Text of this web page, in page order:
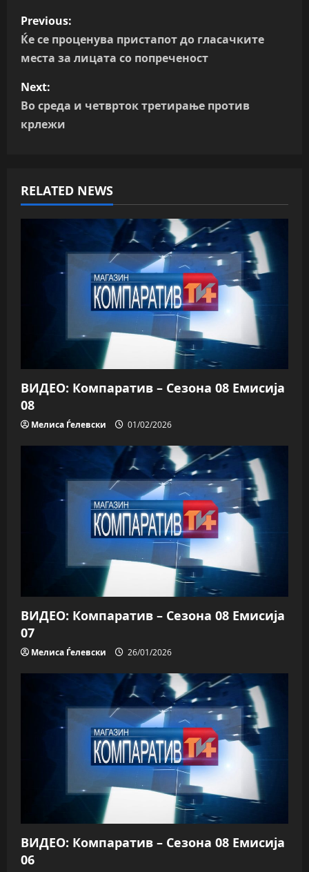
P
o
t
n
v
i
o
n
Previous:
Ќе се проценува пристапот до гласачките
места за лицата со попреченост
Next:
Во среда и четврток третирање против
крлежи
RELATED NEWS
ВИДЕО: Компаратив – Сезона 08 Емисија
08
Мелиса Ѓелевски 01/02/2026
ВИДЕО: Компаратив – Сезона 08 Емисија
07
Мелиса Ѓелевски 26/01/2026
ВИДЕО: Компаратив – Сезона 08 Емисија
06